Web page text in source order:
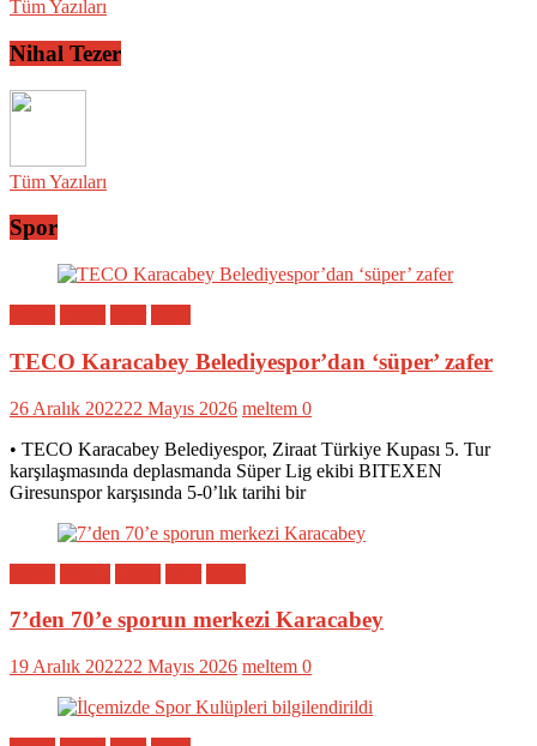
Tüm Yazıları
Nihal Tezer
Tüm Yazıları
Spor
TECO Karacabey Belediyespor’dan ‘süper’ zafer
26 Aralık 202222 Mayıs 2026 meltem 0
• TECO Karacabey Belediyespor, Ziraat Türkiye Kupası 5. Tur
karşılaşmasında deplasmanda Süper Lig ekibi BITEXEN
Giresunspor karşısında 5-0’lık tarihi bir
7’den 70’e sporun merkezi Karacabey
19 Aralık 202222 Mayıs 2026 meltem 0